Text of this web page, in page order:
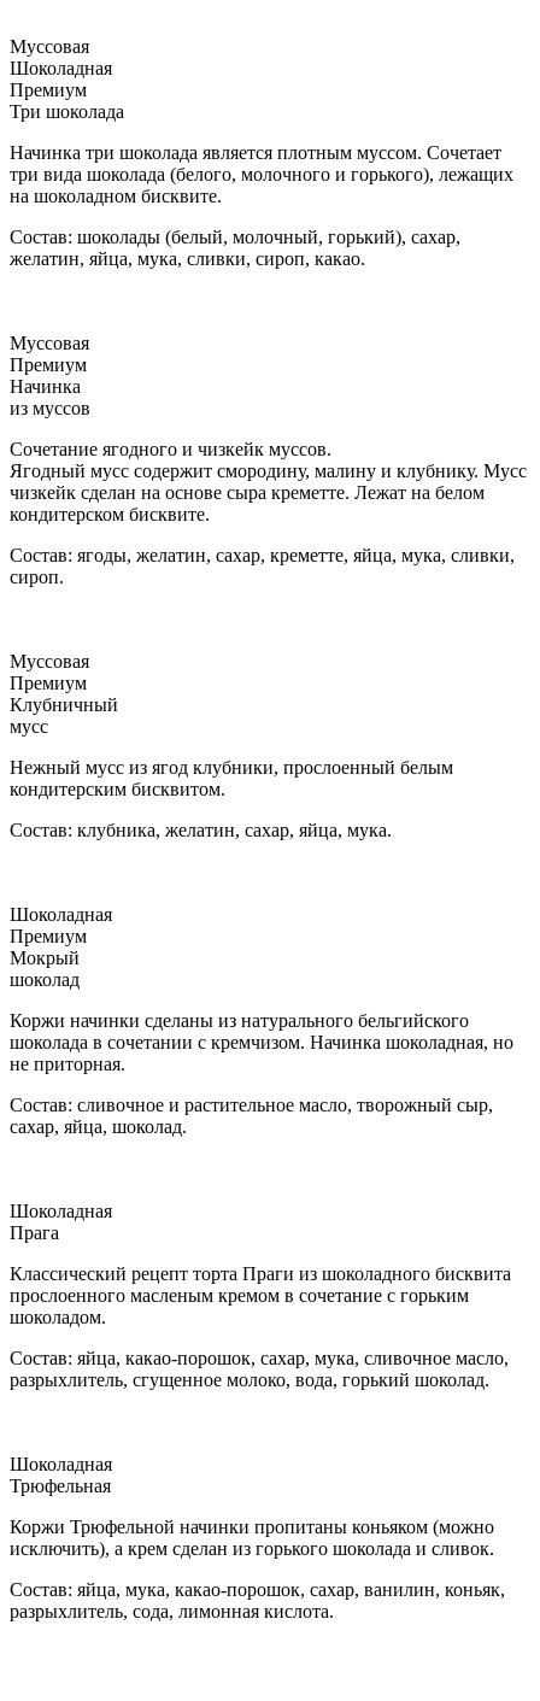
Муссовая
Шоколадная
Премиум
Три шоколада
Начинка три шоколада является плотным муссом. Сочетает
три вида шоколада (белого, молочного и горького), лежащих
на шоколадном бисквите.
Состав: шоколады (белый, молочный, горький), сахар,
желатин, яйца, мука, сливки, сироп, какао.
Муссовая
Премиум
Начинка
из муссов
Сочетание ягодного и чизкейк муссов.
Ягодный мусс содержит смородину, малину и клубнику. Мусс
чизкейк сделан на основе сыра креметте. Лежат на белом
кондитерском бисквите.
Состав: ягоды, желатин, сахар, креметте, яйца, мука, сливки,
сироп.
Муссовая
Премиум
Клубничный
мусс
Нежный мусс из ягод клубники, прослоенный белым
кондитерским бисквитом.
Состав: клубника, желатин, сахар, яйца, мука.
Шоколадная
Премиум
Мокрый
шоколад
Коржи начинки сделаны из натурального бельгийского
шоколада в сочетании с кремчизом. Начинка шоколадная, но
не приторная.
Состав: сливочное и растительное масло, творожный сыр,
сахар, яйца, шоколад.
Шоколадная
Прага
Классический рецепт торта Праги из шоколадного бисквита
прослоенного масленым кремом в сочетание с горьким
шоколадом.
Состав: яйца, какао-порошок, сахар, мука, сливочное масло,
разрыхлитель, сгущенное молоко, вода, горький шоколад.
Шоколадная
Трюфельная
Коржи Трюфельной начинки пропитаны коньяком (можно
исключить), а крем сделан из горького шоколада и сливок.
Состав: яйца, мука, какао-порошок, сахар, ванилин, коньяк,
разрыхлитель, сода, лимонная кислота.